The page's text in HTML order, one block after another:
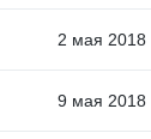
2 мая 2018
9 мая 2018